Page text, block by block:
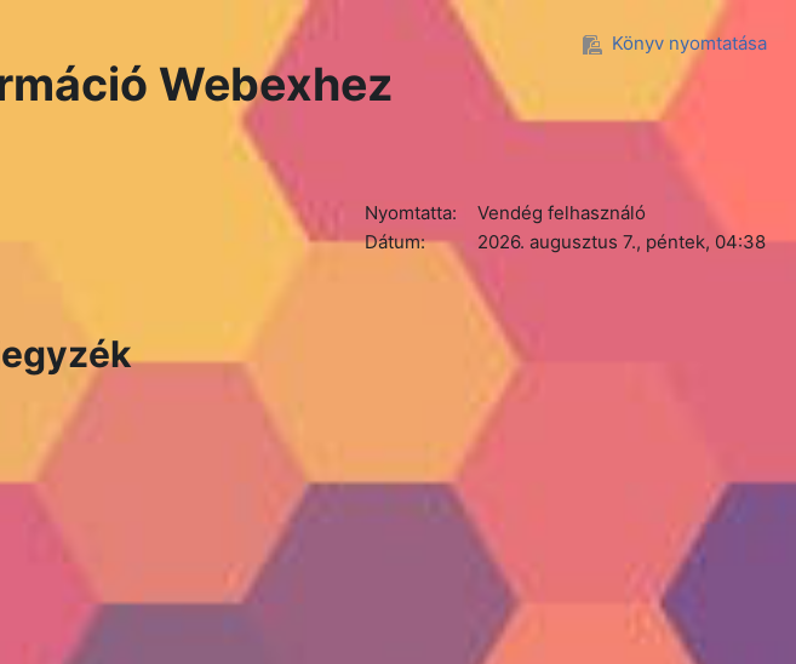
Könyv nyomtatása
Webexhez
Nyomtatta:
Vendég felhasználó
Dátum:
2026. augusztus 7., péntek, 04:38